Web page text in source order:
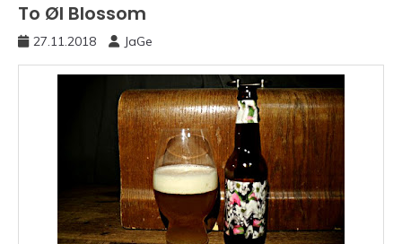
To Øl Blossom
27.11.2018 JaGe